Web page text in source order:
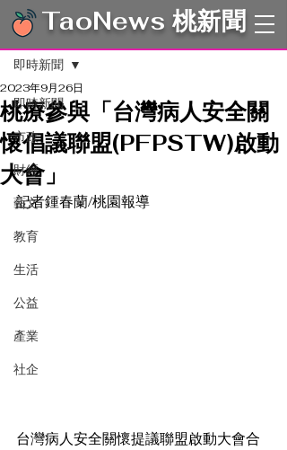
TaoNews 桃新聞
文章
即時新聞
市政
財經
藝文
教育
生活
公益
產業
社企
即時新聞
桃療參與「台灣病人安全關
懷倡議聯盟(PFPSTW)啟動
大會」
2023年9月26日
記者鍾春蘭/桃園報導
台灣病人安全關懷提議聯盟啟動大會合